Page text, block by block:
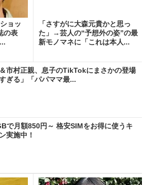
ョッ
の表
「さすがに大森元貴かと思っ
た」→芸人の“予想外の姿”の最
新モノマネに「これは本人...
市村正親、息子のTikTokにまさかの登場
ぎる」「パパママ最...
で月額850円～ 格安SIMをお得に使うキ
実施中！